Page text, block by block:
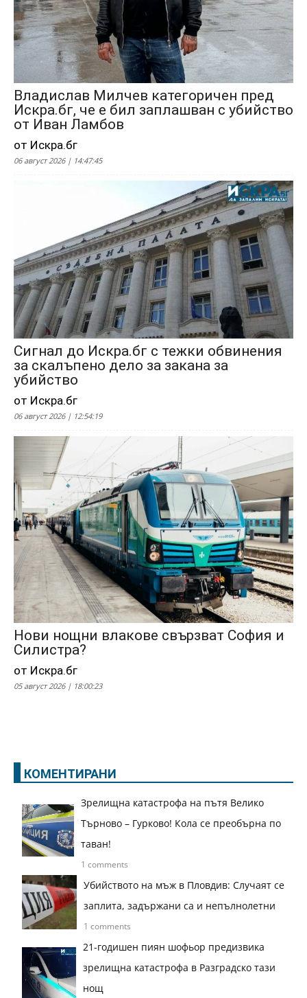
Владислав Милчев категоричен пред
Искра.бг, че е бил заплашван с убийство
от Иван Ламбов
от Искра.бг
06 август 2026 | 14:47:45
Сигнал до Искра.бг с тежки обвинения
за скалъпено дело за закана за
убийство
от Искра.бг
06 август 2026 | 12:54:19
Нови нощни влакове свързват София и
Силистра?
от Искра.бг
05 август 2026 | 18:00:23
КОМЕНТИРАНИ
Зрелищна катастрофа на пътя Велико
Търново – Гурково! Кола се преобърна по
таван!
1 comments
Убийството на мъж в Пловдив: Случаят се
заплита, задържани са и непълнолетни
1 comments
21-годишен пиян шофьор предизвика
зрелищна катастрофа в Разградско тази
нощ